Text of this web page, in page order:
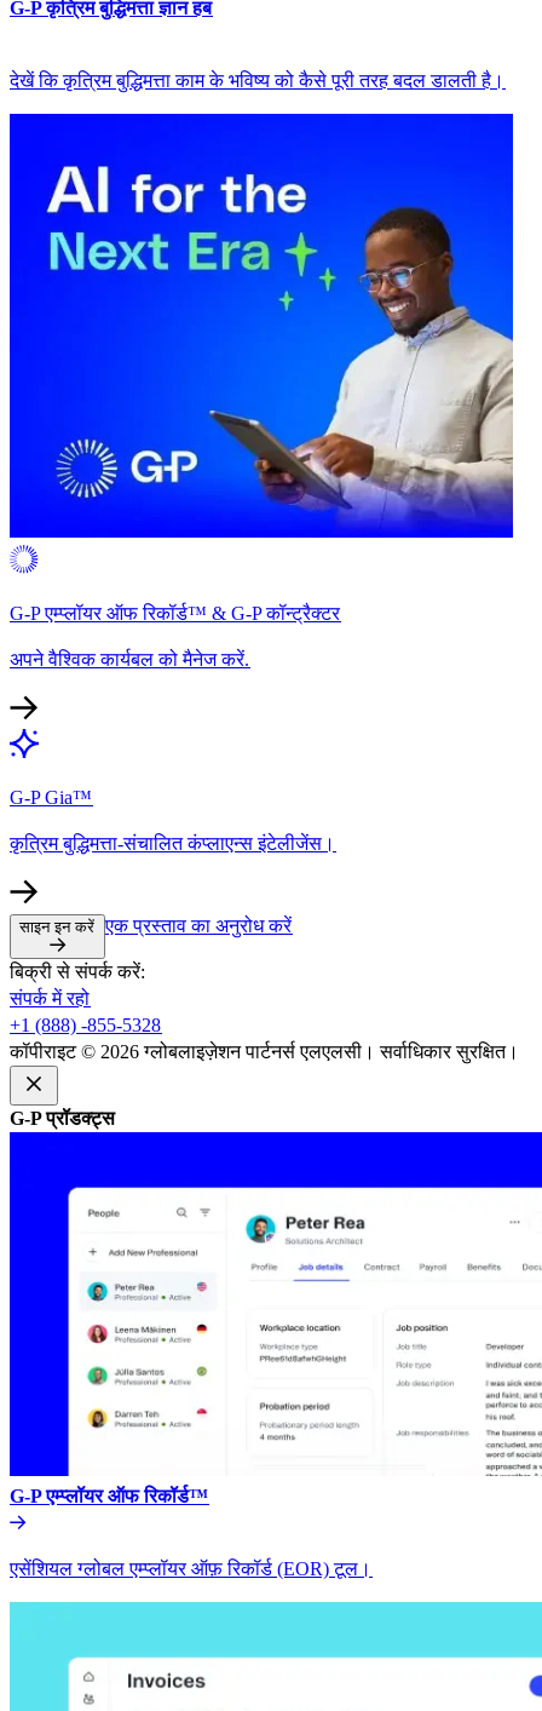
G-P कृत्रिम बुद्धिमत्ता ज्ञान हब​​
देखें कि कृत्रिम बुद्धिमत्ता काम के भविष्य को कैसे पूरी तरह बदल डालती है।​​
G-P एम्प्लॉयर ऑफ रिकॉर्ड™ & G-P कॉन्ट्रैक्टर​​
अपने वैश्विक कार्यबल को मैनेज करें.​​
G-P Gia™​​
कृत्रिम बुद्धिमत्ता-संचालित कंप्लाएन्स इंटेलीजेंस।​​
साइन इन करें​​ एक प्रस्ताव का अनुरोध करें​​
बिक्री से संपर्क करें:​​
संपर्क में रहो​​
+1 (888) -855-5328​​
कॉपीराइट © 2026 ग्लोबलाइज़ेशन पार्टनर्स एलएलसी। सर्वाधिकार सुरक्षित।​​
G-P प्रॉडक्ट्स​​
G-P एम्प्लॉयर ऑफ रिकॉर्ड™​​
एसेंशियल ग्लोबल एम्प्लॉयर ऑफ़ रिकॉर्ड (EOR) टूल।​​